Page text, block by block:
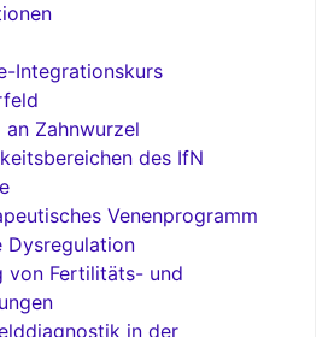
Integrationskurs
an Zahnwurzel
des IfN
Venenprogramm
Dysregulation
von Fertilitäts- und
in der